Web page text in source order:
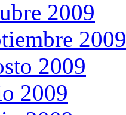
2009
2009
2009
2009